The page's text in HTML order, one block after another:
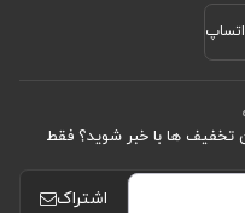
تخفیف‌ ها با‌ خبر شوید؟ فقط